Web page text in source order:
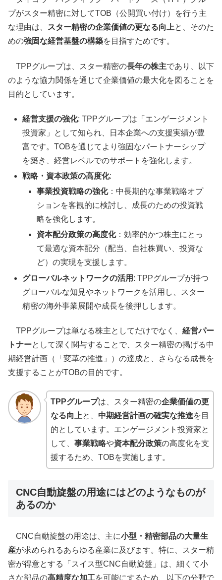
プがスター精密に対してTOB（公開買い付け）を行う主
な理由は、
スター精密の企業価値の更なる向上と、そのた
めの強固な経営基盤の構築を目指すためです。
TPPグループは、スター精密の長年の株主であり、以下
のような協力関係を通じて企業価値の最大化を図ることを
目的としています。
経営支援の強化: TPPグループは「エンゲージメント
投資家」として知られ、日本企業への支援実績が豊
富です。TOBを通じてより強固なパートナーシップ
を築き、経営レベルでのサポートを強化します。
戦略・資本政策の高度化:
事業投資戦略の強化：中長期的な事業戦略オプ
ションを客観的に検討し、成長のための投資戦
略を強化します。
資本配分政策の高度化：効率的かつ株主にとっ
て最適な資本配分（配当、自社株買い、投資な
ど）の実現を支援します。
グローバルネットワークの活用 : TPPグループが持つ
グローバルな知見やネットワークを活用し、スター
精密の海外事業展開や成長を後押しします。
TPPグループは単なる株主としてだけでなく、 経営パー
トナーとして深く関与することで、スター精密の掲げる中
期経営計画（「変革の推進」）の達成と、さらなる成長を
支援することがTOBの目的です。
TPPグループは、スター精密の企業価値の更
なる向上と、 中期経営計画の確実な推進を目
的としています。エンゲージメント投資家と
して、 事業戦略や資本配分政策の高度化を支
援するため、TOBを実施します。
CNC自動旋盤の用途にはどのようなものが
あるのか
CNC自動旋盤の用途は、主に小型・精密部品の大量生
産が求められるあらゆる産業に及びます。特に、スター精
密が得意とする「スイス型CNC自動旋盤」は、細くて小
さな部品の高精度な加工を可能にするため、以下の分野で